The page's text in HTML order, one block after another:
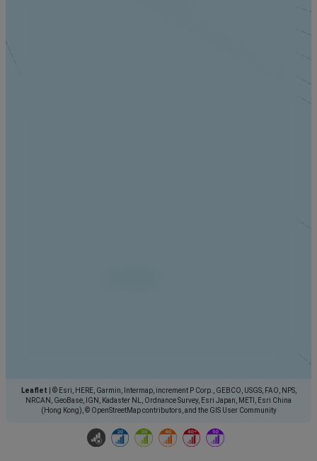
Leaflet
© Esri, HERE, Garmin, Intermap, increment P Corp., GEBCO, USGS, FAO, NPS,
NRCAN, GeoBase, IGN, Kadaster NL, Ordnance Survey, Esri Japan, METI, Esri China
(Hong Kong), © OpenStreetMap contributors, and the GIS User Community